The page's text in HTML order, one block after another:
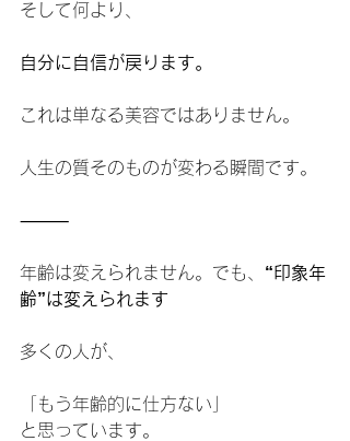
そして何より、
自分に自信が戻ります。
これは単なる美容ではありません。
人生の質そのものが変わる瞬間です。
⸻
年齢は変えられません。でも、 “印象年
齢”は変えられます
多くの人が、
「もう年齢的に仕方ない」
と思っています。